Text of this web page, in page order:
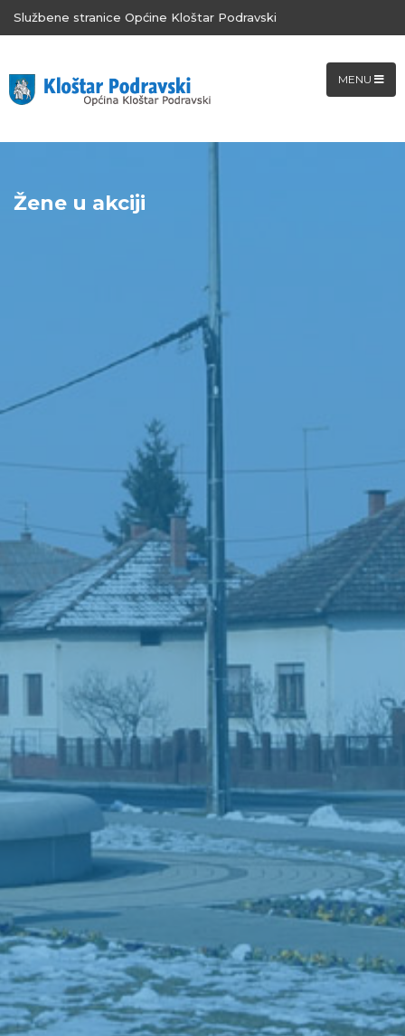
Službene stranice Općine Kloštar Podravski
MENU
Žene u akciji